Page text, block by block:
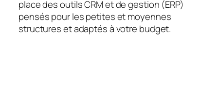
place des outils CRM et de gestion (ERP)
pensés pour les petites et moyennes
structures et adaptés à votre budget.